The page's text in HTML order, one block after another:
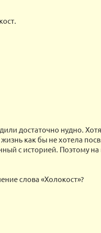
достаточно нудно. Хотя
как бы не хотела
с историей. Поэтому на
слова «Холокост»?